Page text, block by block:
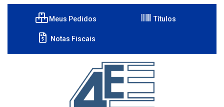
Meus Pedidos Títulos
Notas Fiscais